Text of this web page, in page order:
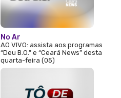
No Ar
AO VIVO: assista aos programas
“Deu B.O.” e “Ceará News” desta
quarta-feira (05)